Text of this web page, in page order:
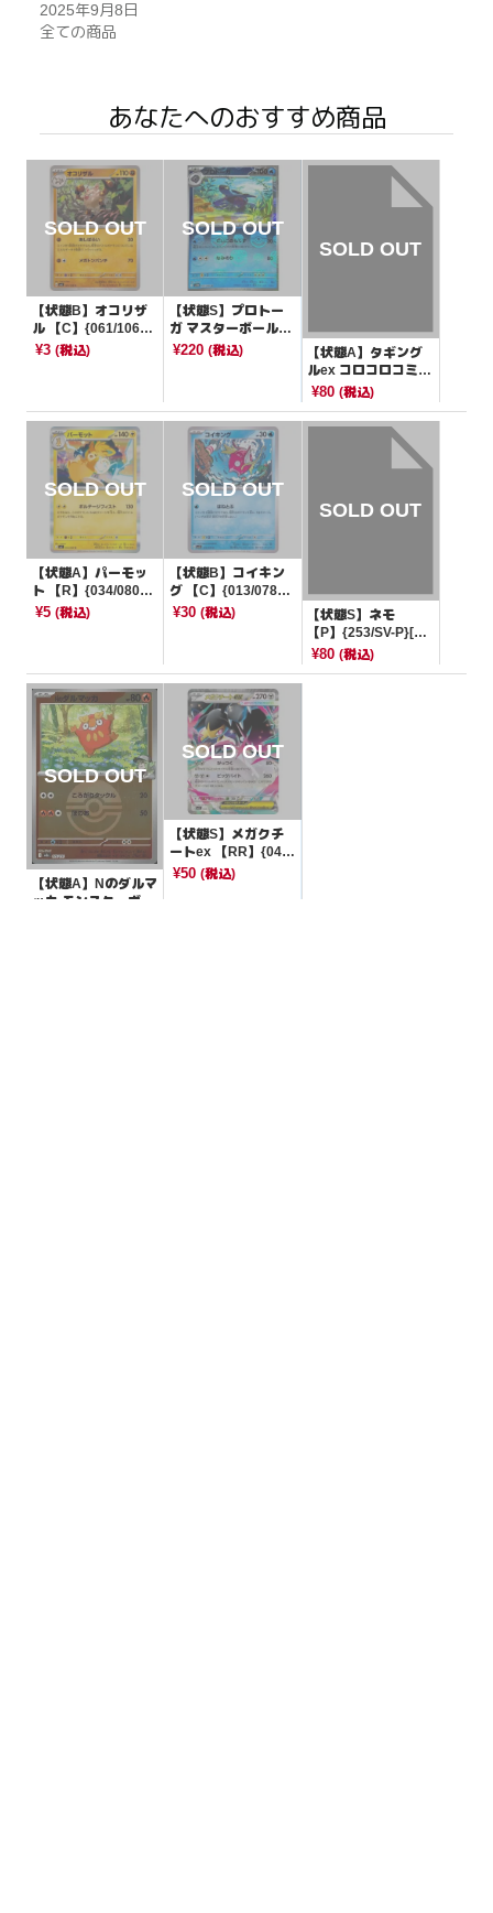
2025年9月8日
全ての商品
あなたへのおすすめ商品
【状態B】オコリザ
ル 【C】{061/106}
[SV8]
¥3 (税込)
【状態S】プロトー
ガ マスターボールミ
ラー【U】{025/086}
¥220(税込)
【状態A】タギング
ルex コロコロコミッ
ク【P】{088/SV-P}
¥80 (税込)
【状態A】パーモッ
ト 【R】{034/080}
[M2]
¥5 (税込)
【状態B】コイキン
グ 【C】{013/078}
[SV1S]
¥30(税込)
【状態S】ネモ
【P】{253/SV-P}[そ
の他]
¥80 (税込)
【状態A】Nのダルマ
ッカ モンスターボー
【状態S】メガクチ
ートex 【RR】{046/
063}[M1L]
¥50(税込)